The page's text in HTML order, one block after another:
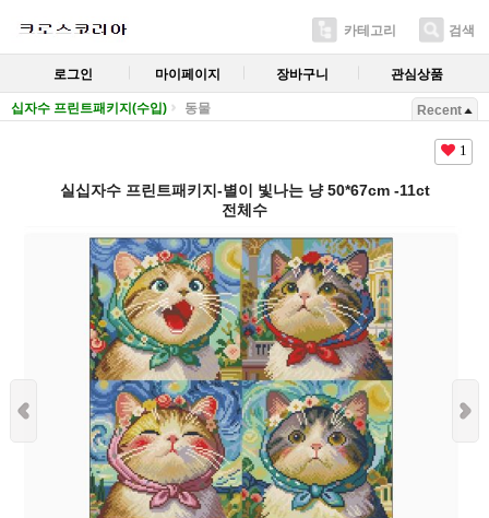
카테고리 검색
로그인 마이페이지 장바구니 관심상품
십자수 프린트패키지(수입) 동물 Recent
1
실십자수 프린트패키지-별이 빛나는 냥 50*67cm -11ct
전체수